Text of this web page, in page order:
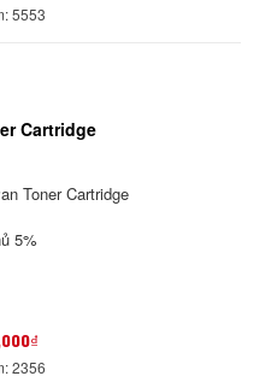
5553
Cartridge
Toner Cartridge
5%
2356